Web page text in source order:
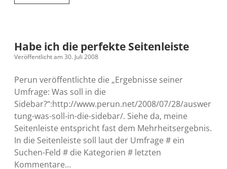
relaunched
Habe ich die perfekte Seitenleiste
Veröffentlicht am 30. Juli 2008
Perun veröffentlichte die „Ergebnisse seiner
Umfrage: Was soll in die
Sidebar?“:http://www.perun.net/2008/07/28/auswer
tung-was-soll-in-die-sidebar/. Siehe da, meine
Seitenleiste entspricht fast dem Mehrheitsergebnis.
In die Seitenleiste soll laut der Umfrage # ein
Suchen-Feld # die Kategorien # letzten
Kommentare…